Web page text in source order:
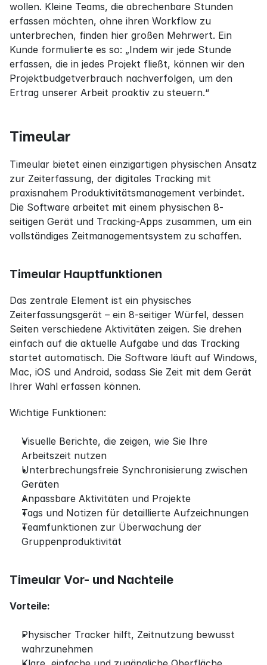
wollen. Kleine Teams, die abrechenbare Stunden
erfassen möchten, ohne ihren Workflow zu
unterbrechen, finden hier großen Mehrwert. Ein
Kunde formulierte es so: „Indem wir jede Stunde
erfassen, die in jedes Projekt fließt, können wir den
Projektbudgetverbrauch nachverfolgen, um den
Ertrag unserer Arbeit proaktiv zu steuern.“
Timeular
Timeular bietet einen einzigartigen physischen Ansatz
zur Zeiterfassung, der digitales Tracking mit
praxisnahem Produktivitätsmanagement verbindet.
Die Software arbeitet mit einem physischen 8-
seitigen Gerät und Tracking-Apps zusammen, um ein
vollständiges Zeitmanagementsystem zu schaffen.
Timeular Hauptfunktionen
Das zentrale Element ist ein physisches
Zeiterfassungsgerät – ein 8-seitiger Würfel, dessen
Seiten verschiedene Aktivitäten zeigen. Sie drehen
einfach auf die aktuelle Aufgabe und das Tracking
startet automatisch. Die Software läuft auf Windows,
Mac, iOS und Android, sodass Sie Zeit mit dem Gerät
Ihrer Wahl erfassen können.
Wichtige Funktionen:
Visuelle Berichte, die zeigen, wie Sie Ihre
Arbeitszeit nutzen
Unterbrechungsfreie Synchronisierung zwischen
Geräten
Anpassbare Aktivitäten und Projekte
Tags und Notizen für detaillierte Aufzeichnungen
Teamfunktionen zur Überwachung der
Gruppenproduktivität
Timeular Vor- und Nachteile
Vorteile:
Physischer Tracker hilft, Zeitnutzung bewusst
wahrzunehmen